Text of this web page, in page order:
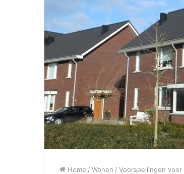
Home / Wonen / Voorspellingen